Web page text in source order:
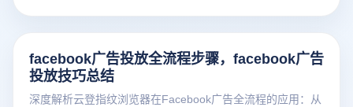
facebook广告投放全流程步骤，facebook广告
投放技巧总结
深度解析云登指纹浏览器在Facebook广告全流程的应用：从